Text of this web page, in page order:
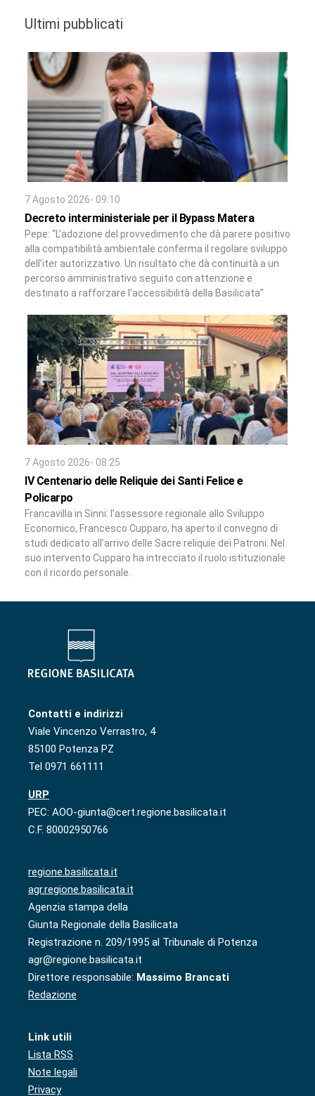
Ultimi pubblicati
7 Agosto 2026- 09:10
Decreto interministeriale per il Bypass Matera
Pepe: “L’adozione del provvedimento che dà parere positivo
alla compatibilità ambientale conferma il regolare sviluppo
dell’iter autorizzativo. Un risultato che dà continuità a un
percorso amministrativo seguito con attenzione e
destinato a rafforzare l’accessibilità della Basilicata”
7 Agosto 2026- 08:25
IV Centenario delle Reliquie dei Santi Felice e
Policarpo
Francavilla in Sinni: l’assessore regionale allo Sviluppo
Economico, Francesco Cupparo, ha aperto il convegno di
studi dedicato all’arrivo delle Sacre reliquie dei Patroni. Nel
suo intervento Cupparo ha intrecciato il ruolo istituzionale
con il ricordo personale.
Contatti e indirizzi
Viale Vincenzo Verrastro, 4
85100 Potenza PZ
Tel 0971 661111
URP
PEC: AOO-giunta@cert.regione.basilicata.it
C.F. 80002950766
regione.basilicata.it
agr.regione.basilicata.it
Agenzia stampa della
Giunta Regionale della Basilicata
Registrazione n. 209/1995 al Tribunale di Potenza
agr@regione.basilicata.it
Direttore responsabile: Massimo Brancati
Redazione
Link utili
Lista RSS
Note legali
Privacy